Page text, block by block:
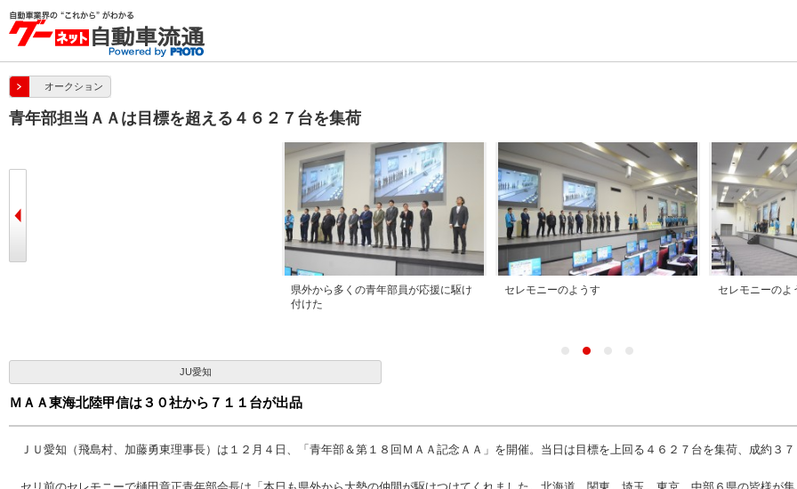
オークション
青年部担当ＡＡは目標を超える４６２７台を集荷
県外から多くの青年部員が応援に駆け
付けた
セレモニーのようす セレモニーのよ
JU愛知
ＭＡＡ東海北陸甲信は３０社から７１１台が出品
ＪＵ愛知（飛島村、加藤勇東理事長）は１２月４日、「青年部＆第１８回ＭＡＡ記念ＡＡ」を開催。当日は目標を上回る４６２７台を集荷、成約３